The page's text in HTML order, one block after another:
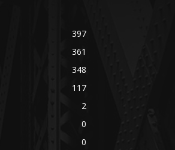
397
361
348
117
2
0
0